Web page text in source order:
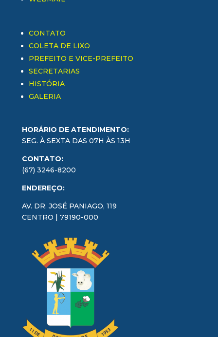
CONTATO
COLETA DE LIXO
PREFEITO E VICE-PREFEITO
SECRETARIAS
HISTÓRIA
GALERIA
HORÁRIO DE ATENDIMENTO:
SEG. À SEXTA DAS 07H ÀS 13H
CONTATO:
(67) 3246-8200
ENDEREÇO:
AV. DR. JOSÉ PANIAGO, 119
CENTRO | 79190-000